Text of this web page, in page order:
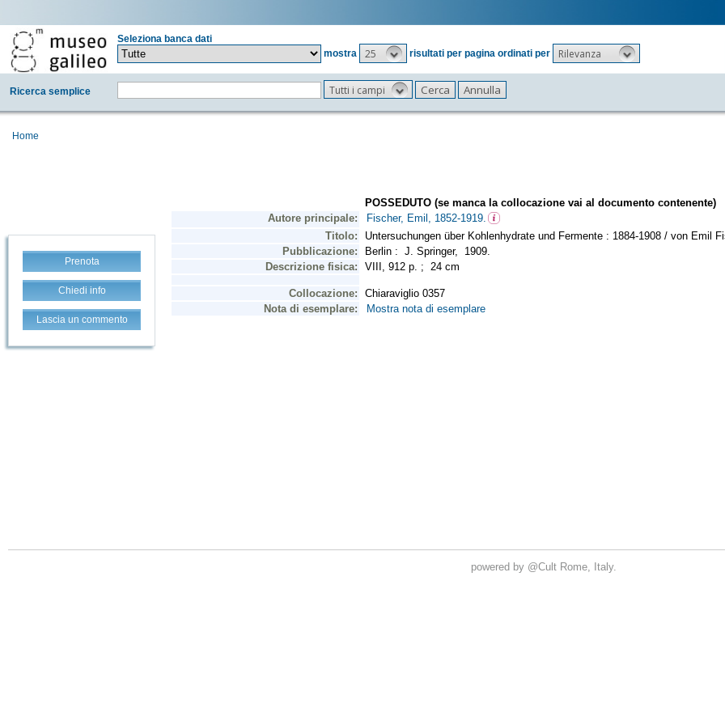
Seleziona banca dati
mostra
25 risultati per pagina ordinati per Rilevanza
Ricerca semplice Tutti i campi
Home
Prenota
Chiedi info
Lascia un commento
powered by @Cult Rome, Italy.